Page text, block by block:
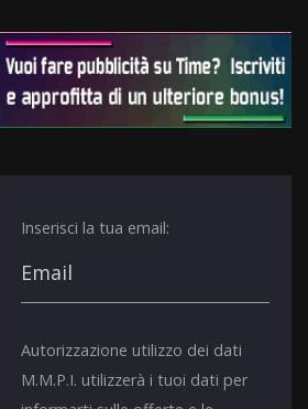
Inserisci la tua email:
Autorizzazione utilizzo dei dati
M.M.P.I. utilizzerà i tuoi dati per